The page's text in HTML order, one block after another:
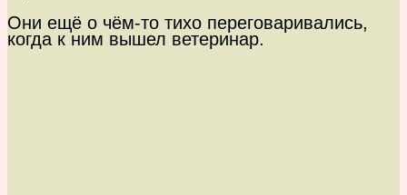
Они ещё о чём-то тихо переговаривались,
когда к ним вышел ветеринар.